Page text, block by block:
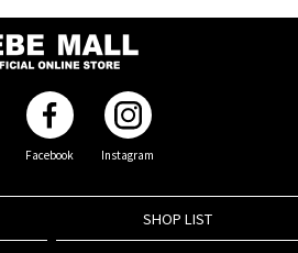
Facebook Instagram
SHOP LIST